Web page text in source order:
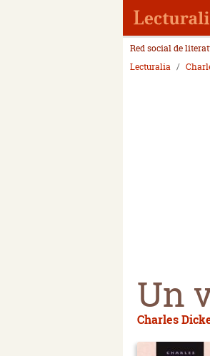
Red social de
Lecturalia
Un
Charles